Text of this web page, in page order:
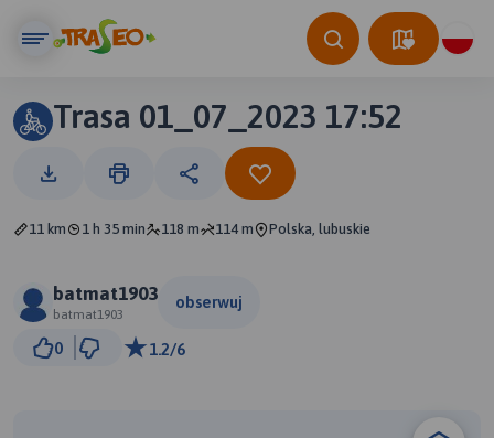
Trasa 01_07_2023 17:52
11 km 1 h 35 min 118 m 114 m Polska, lubuskie
batmat1903
batmat1903
obserwuj
0 1.2/6